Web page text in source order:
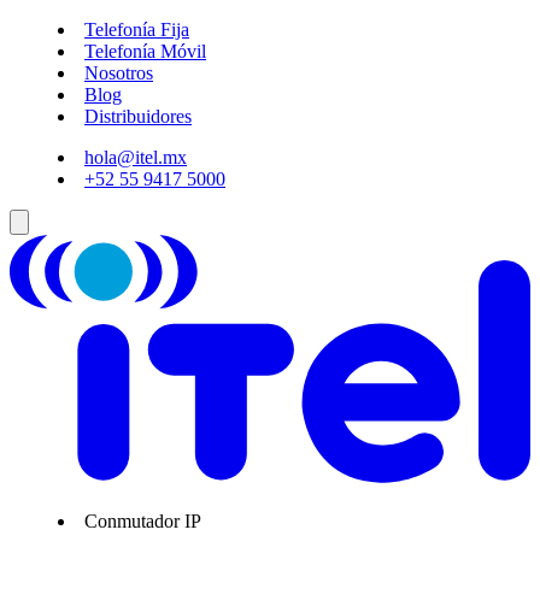
Telefonía Fija
Telefonía Móvil
Nosotros
Blog
Distribuidores
hola@itel.mx
+52 55 9417 5000
Conmutador IP